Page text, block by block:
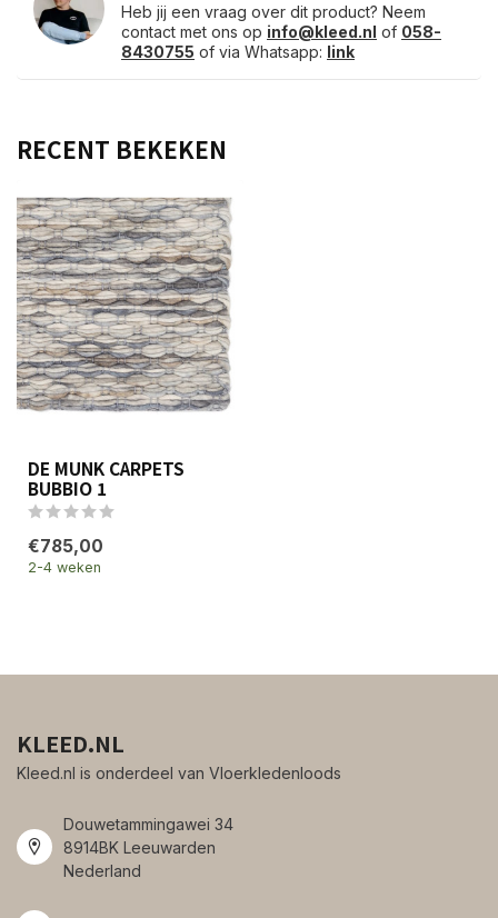
Heb jij een vraag over dit product? Neem
contact met ons op info@kleed.nl of 058-
8430755 of via Whatsapp: link
RECENT BEKEKEN
DE MUNK CARPETS
BUBBIO 1
€785,00
2-4 weken
KLEED.NL
Kleed.nl is onderdeel van Vloerkledenloods
Douwetammingawei 34
8914BK Leeuwarden
Nederland